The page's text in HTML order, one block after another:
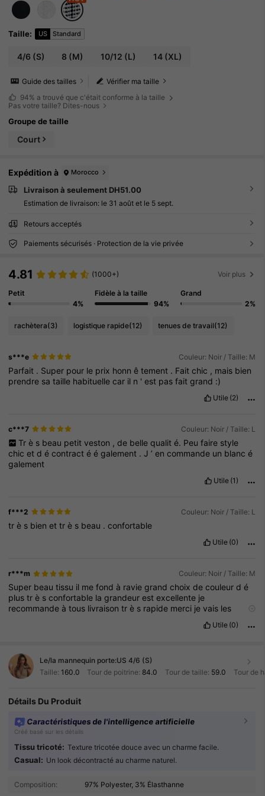
Taille: US Standard
4/6 (S) 8 (M) 10/12 (L) 14(XL)
Vérifier ma taille
Guide des tailles
94% a trouvé que c'était conforme à la taille
Pas votre taille? Dites-nous
Groupe de taille
Court
Expédition à Morocco
Livraison à seulement DH51.00
Estimation de livraison: le 31 août et le 5 sept.
Retours acceptés
Paiements sécurisés · Protection de la vie privée
4.81 (1000+) Voir plus
Petit
4%
Fidèle à la taille
94%
Grand
2%
rachètera(3) logistique rapide(12) tenues de travail(12)
s***e Couleur: Noir / Taille: M
Parfait . Super pour le prix honnêtement . Faitchic , mais bien
prendre sataille habituellecar il n 'est pasfaitgrand :)
Utile (2)
c***7 Couleur: Noir / Taille: L
Tr è s beau petit veston , de belle qualit é. Peu faire style
chicetdécontractéégalement .J’encommande un blancé
galement
Utile (1)
f***2 Couleur: Noir / Taille: L
trè s bienettrè s beau .confortable
Utile (0)
r***m Couleur: Noir / Taille: M
Super beautissu il mefond à raviegrandchoixdecouleurdé
plustrè sconfortable lagrandeurestexcellente je
recommande àtous livraisontrè s rapide merci jevais les
Utile (0)
Le/la mannequin porte:US 4/6 (S)
Taille: 160.0 Tour de poitrine: 84.0 Tour de taille: 59.0 Tour de
Détails Du Produit
Caractéristiques de l'intelligence artificielle
Créé basé sur les détails
Tissu tricoté: Texture tricotée douce avec un charme facile.
Casual: Un look décontracté au charme naturel.
Composition: 97% Polyester, 3% Élasthanne